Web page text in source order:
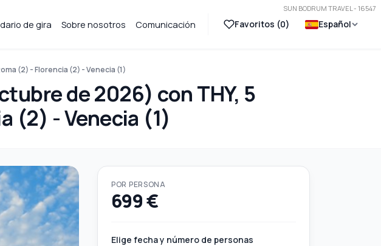
SUN BODRUM TRAVEL - 16547
de gira Sobre nosotros Comunicación Favoritos (0) Español
(2) - Florencia (2) - Venecia (1)
de 2026) con THY, 5
(2) - Venecia (1)
POR PERSONA
699 €
Elige fecha y número de personas